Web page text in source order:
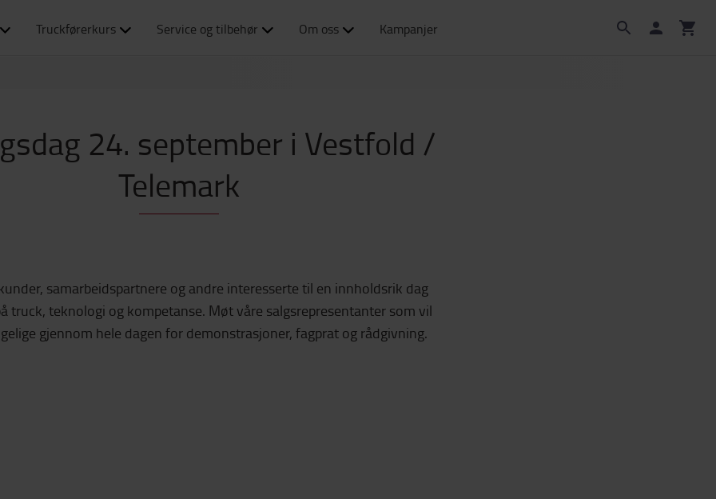
Truckførerkurs Service og tilbehør Om oss Kampanjer
24. september i Vestfold /
Telemark
samarbeidspartnere og andre interesserte til en innholdsrik dag
truck, teknologi og kompetanse. Møt våre salgsrepresentanter som vil
gjennom hele dagen for demonstrasjoner, fagprat og rådgivning.